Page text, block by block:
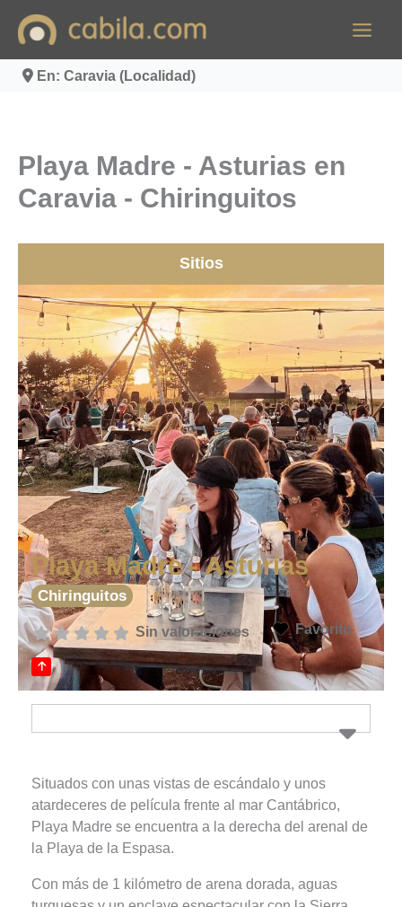
contenido
En: Caravia (Localidad)
Playa Madre - Asturias en
Caravia - Chiringuitos
Sitios
Playa Madre - Asturias
Chiringuitos
Sin valoraciones Favorito
Situados con unas vistas de escándalo y unos
atardeceres de película frente al mar Cantábrico,
Playa Madre se encuentra a la derecha del arenal de
la Playa de la Espasa.
Con más de 1 kilómetro de arena dorada, aguas